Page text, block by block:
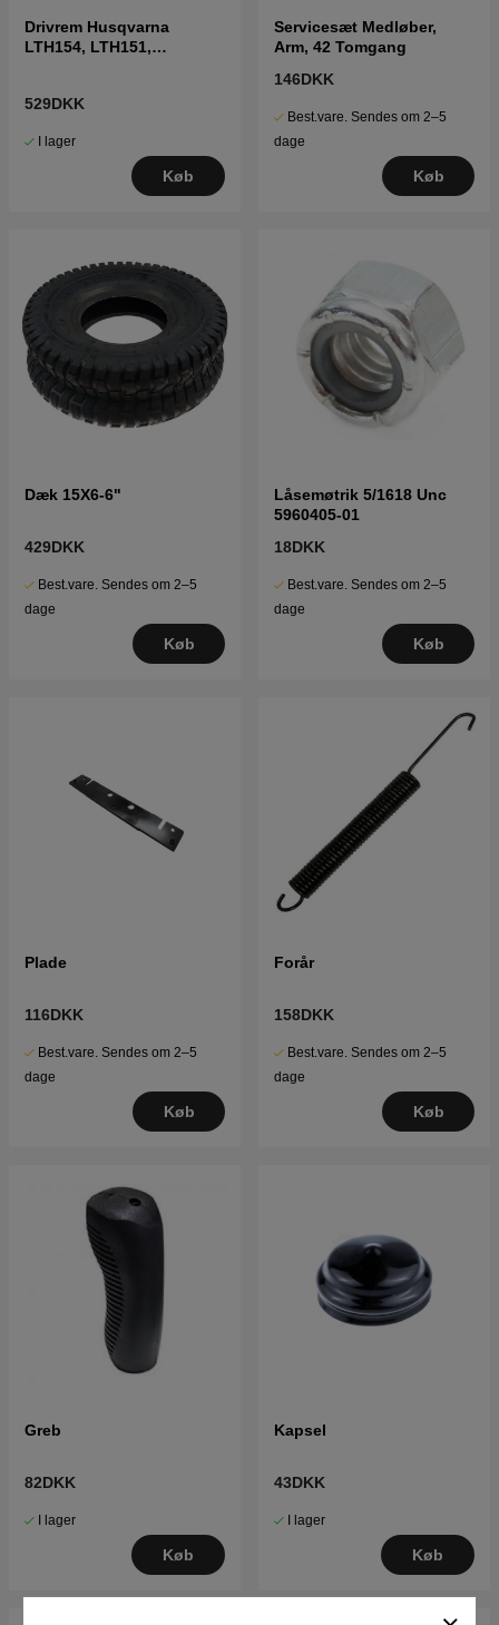
Drivrem Husqvarna
LTH154, LTH151,
529DKK
I lager
Køb
Servicesæt Medløber,
Arm, 42 Tomgang
146DKK
Best.vare. Sendes om 2–5
dage
Køb
Dæk 15X6-6"
429DKK
Best.vare. Sendes om 2–5
dage
Køb
Låsemøtrik 5/1618 Unc
5960405-01
18DKK
Best.vare. Sendes om 2–5
dage
Køb
Plade
116DKK
Best.vare. Sendes om 2–5
dage
Køb
Forår
158DKK
Best.vare. Sendes om 2–5
dage
Køb
Greb
82DKK
I lager
Køb
Kapsel
43DKK
I lager
Køb